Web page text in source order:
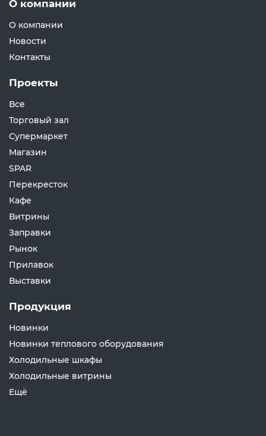
О компании
О компании
Новости
Контакты
Проекты
Все
Торговый зал
Супермаркет
Магазин
SPAR
Перекресток
Кафе
Витрины
Заправки
Рынок
Прилавок
Выставки
Продукция
Новинки
Новинки теплового оборудования
Холодильные шкафы
Холодильные витрины
Ещё